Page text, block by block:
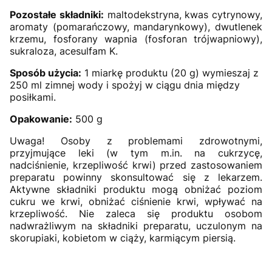
Pozostałe składniki: maltodekstryna, kwas cytrynowy,
aromaty (pomarańczowy, mandarynkowy), dwutlenek
krzemu, fosforany wapnia (fosforan trójwapniowy),
sukraloza, acesulfam K.
Sposób użycia: 1 miarkę produktu (20 g) wymieszaj z
250 ml zimnej wody i spożyj w ciągu dnia między
posiłkami.
Opakowanie: 500 g
Uwaga! Osoby z problemami zdrowotnymi,
przyjmujące leki (w tym m.in. na cukrzycę,
nadciśnienie, krzepliwość krwi) przed zastosowaniem
preparatu powinny skonsultować się z lekarzem.
Aktywne składniki produktu mogą obniżać poziom
cukru we krwi, obniżać ciśnienie krwi, wpływać na
krzepliwość. Nie zaleca się produktu osobom
nadwrażliwym na składniki preparatu, uczulonym na
skorupiaki, kobietom w ciąży, karmiącym piersią.